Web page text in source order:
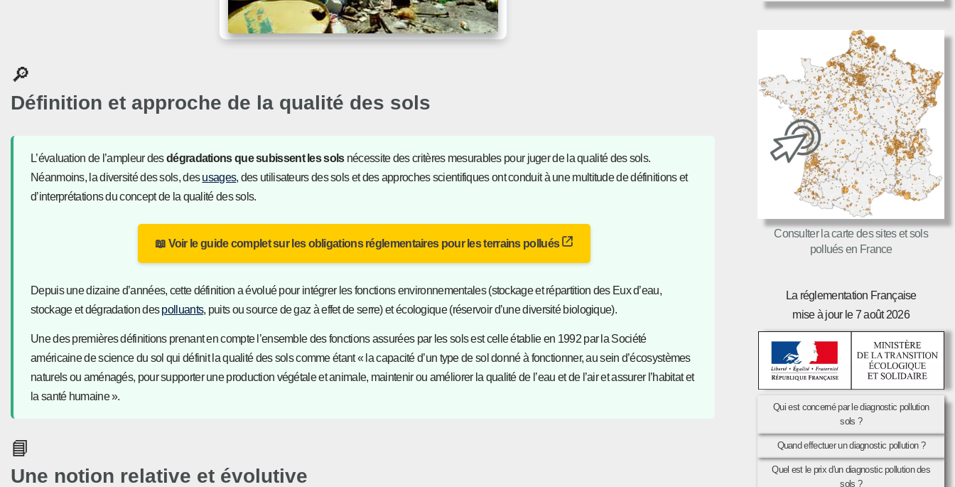
🔎
Définition et approche de la qualité des sols
L’évaluation de l’ampleur desdégradations que subissent les sols nécessite des critères mesurables pour juger de la qualité des sols.
Néanmoins, la diversité des sols, desusages, des utilisateurs des sols et des approches scientifiques ont conduit à une multitude de définitions et
d’interprétations du concept de la qualité des sols.
📖 Voir le guide complet sur les obligations réglementaires pour les terrains pollués
Depuis une dizaine d’années, cette définition a évolué pour intégrer les fonctions environnementales (stockage et répartition des Eux d’eau,
stockage et dégradation despolluants, puits ou source de gaz à effet de serre) et écologique (réservoir d’une diversité biologique).
Une des premières définitions prenant en compte l’ensemble des fonctions assurées par les sols est celle établie en 1992 par la Société
américaine de science du sol qui définit la qualité des sols comme étant « la capacité d’un type de sol donné à fonctionner, au sein d’écosystèmes
naturels ou aménagés, pour supporter une production végétale et animale, maintenir ou améliorer la qualité de l’eau et de l’air et assurer l’habitat et
la santé humaine ».
📘
Une notion relative et évolutive
Consulter la carte des sites et sols
pollués en France
La réglementation Française
mise à jour le 7 août 2026
Qui est concerné par le diagnostic pollution
sols ?
Quand effectuer un diagnostic pollution ?
Quel est le prix d'un diagnostic pollution des
sols ?